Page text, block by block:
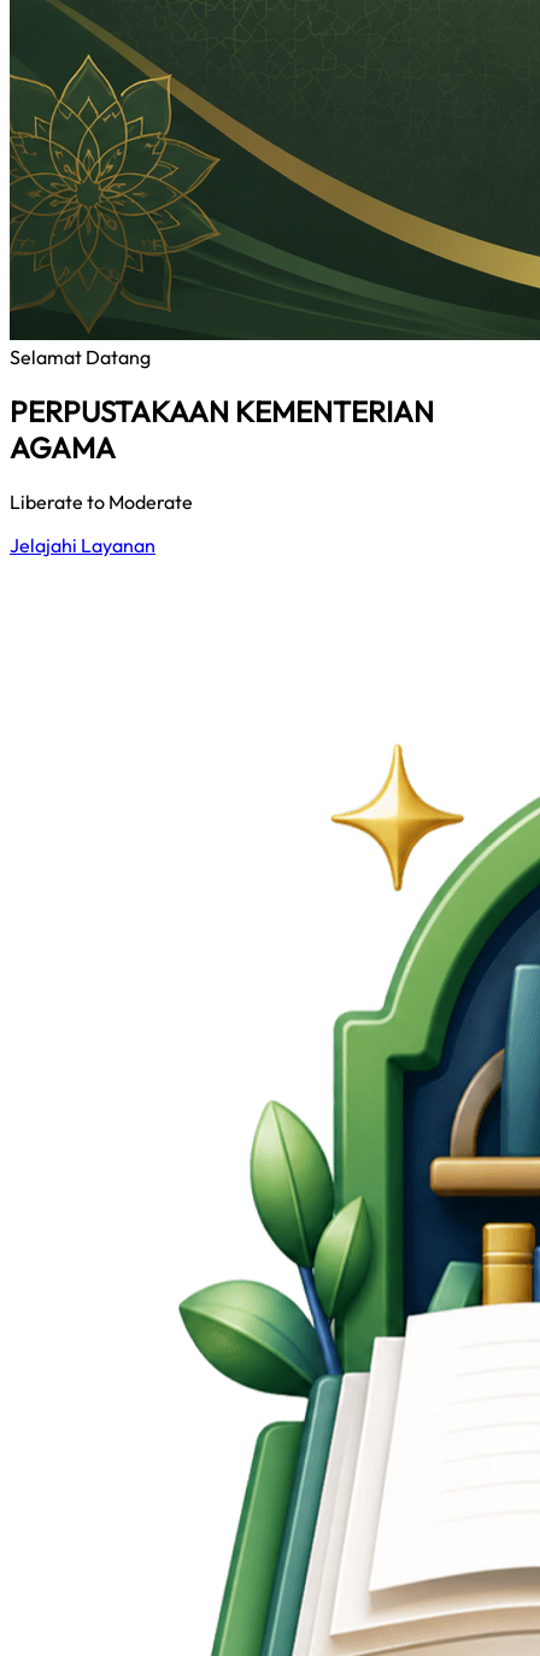
Selamat Datang
PERPUSTAKAAN KEMENTERIAN
AGAMA
Liberate to Moderate
Jelajahi Layanan